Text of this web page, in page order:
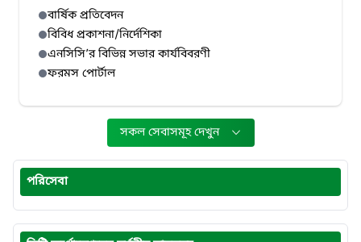
বার্ষিক প্রতিবেদন
বিবিধ প্রকাশনা/নির্দেশিকা
এনসিসি’র বিভিন্ন সভার কার্যবিবরণী
ফরমস পোর্টাল
সকল সেবাসমূহ দেখুন
পরিসেবা